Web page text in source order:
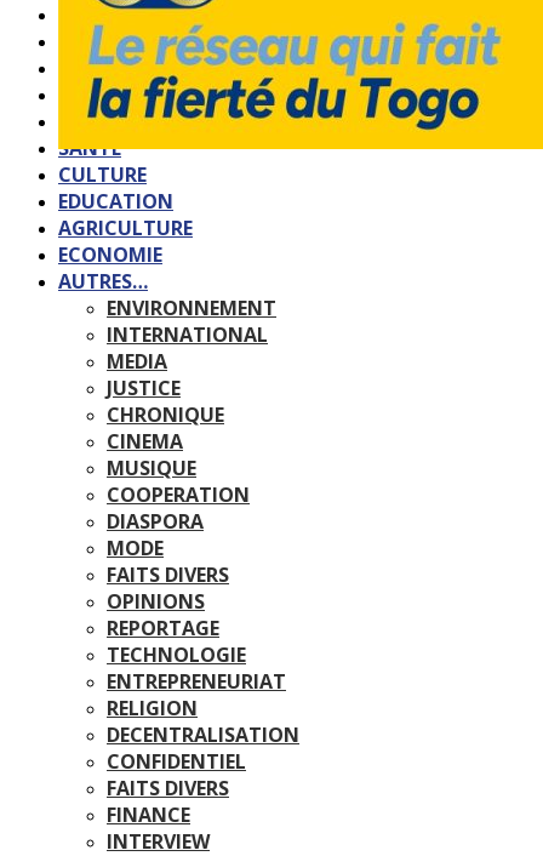
ACCUEIL
QUI SOMMES-NOUS?
POLITIQUE
SOCIETE
SPORTS
SANTE
CULTURE
EDUCATION
AGRICULTURE
ECONOMIE
AUTRES…
ENVIRONNEMENT
INTERNATIONAL
MEDIA
JUSTICE
CHRONIQUE
CINEMA
MUSIQUE
COOPERATION
DIASPORA
MODE
FAITS DIVERS
OPINIONS
REPORTAGE
TECHNOLOGIE
ENTREPRENEURIAT
RELIGION
DECENTRALISATION
CONFIDENTIEL
FAITS DIVERS
FINANCE
INTERVIEW